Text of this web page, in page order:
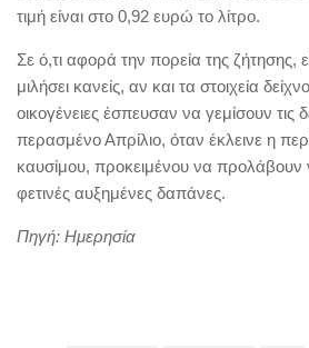
τιμή είναι στο 0,92 ευρώ το λίτρο.
Σε ό,τι αφορά την πορεία της ζήτησης,
μιλήσει κανείς, αν και τα στοιχεία
οικογένειες έσπευσαν να γεμίσουν τις
περασμένο Απρίλιο, όταν έκλεινε η
καυσίμου, προκειμένου να προλάβουν
φετινές αυξημένες δαπάνες.
Πηγή: Ημερησία